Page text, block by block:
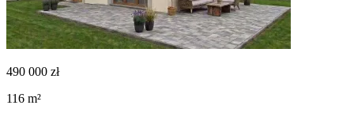
490 000 zł
116 m²